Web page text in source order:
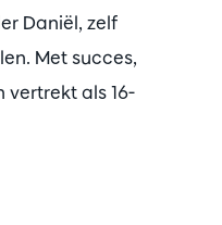
Daniël, zelf
Met succes,
als 16-